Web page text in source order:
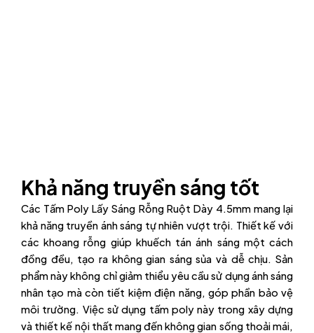
Khả năng truyền sáng tốt
Các Tấm Poly Lấy Sáng Rỗng Ruột Dày 4.5mm mang lại
khả năng truyền ánh sáng tự nhiên vượt trội. Thiết kế với
các khoang rỗng giúp khuếch tán ánh sáng một cách
đồng đều, tạo ra không gian sáng sủa và dễ chịu. Sản
phẩm này không chỉ giảm thiểu yêu cầu sử dụng ánh sáng
nhân tạo mà còn tiết kiệm điện năng, góp phần bảo vệ
môi trường. Việc sử dụng tấm poly này trong xây dựng
và thiết kế nội thất mang đến không gian sống thoải mái,